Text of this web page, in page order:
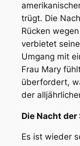
trügt. Die
Rücken
verbietet
Umgang mit
Frau Mary
überfordert,
der
Die Nacht der
Es ist wieder